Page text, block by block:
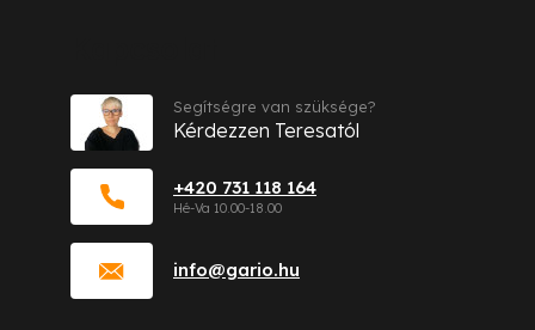
info@gario.hu
+420 731 118 164
Segítségre van szüksége?
Kérdezzen Teresatól